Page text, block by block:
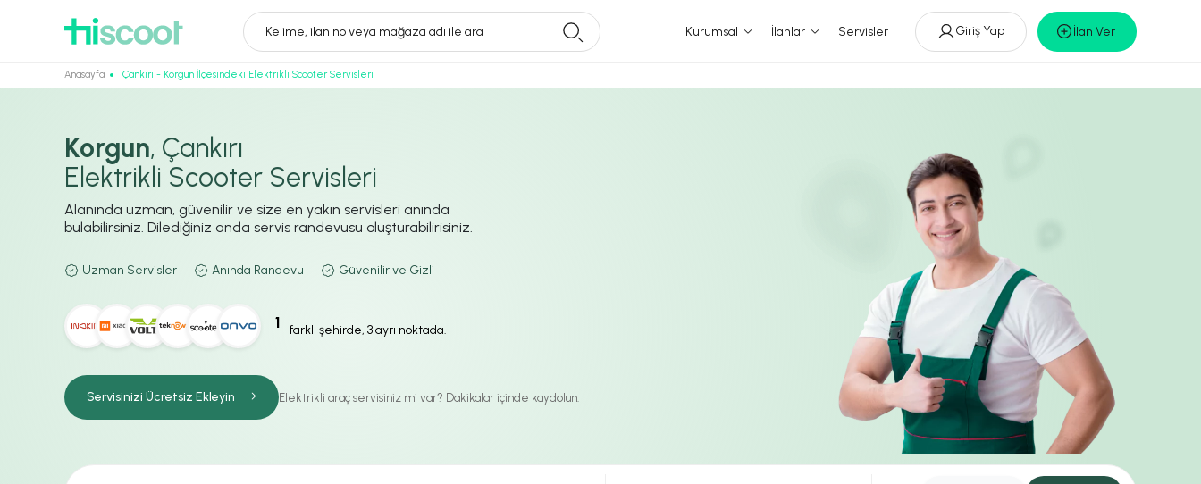
Kelime, ilan no veya mağaza adı ile ara Kurumsal İlanlar Servisler Giriş Yap İlan Ver
Anasayfa Çankırı - Korgun İlçesindeki Elektrikli Scooter Servisleri
Korgun, Çankırı
Elektrikli Scooter Servisleri
Alanında uzman, güvenilir ve size en yakın servisleri anında
bulabilirsiniz. Dilediğiniz anda servis randevusu oluşturabilirisiniz.
Uzman Servisler Anında Randevu Güvenilir ve Gizli
1 farklı şehirde, 3 ayrı noktada.
Servisinizi Ücretsiz Ekleyin Elektrikli araç servisiniz mi var? Dakikalar içinde kaydolun.